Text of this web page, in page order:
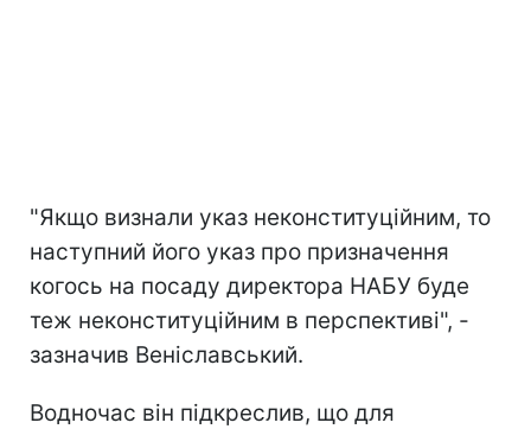
"Якщо визнали указ неконституційним, то
наступний його указ про призначення
когось на посаду директора НАБУ буде
теж неконституційним в перспективі", -
зазначив Веніславський.
Водночас він підкреслив, що для